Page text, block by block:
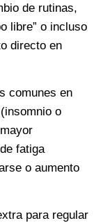
de rutinas,
libre” o incluso
directo en
comunes en
o
fatiga
o aumento
para regular